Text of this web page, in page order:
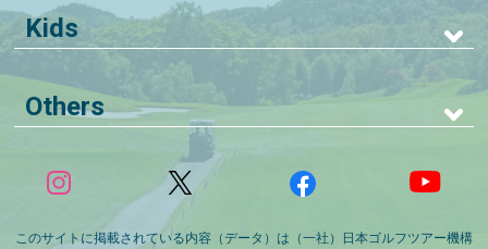
Kids
Others
このサイトに掲載されている内容（データ）は（一社）日本ゴルフツアー機構